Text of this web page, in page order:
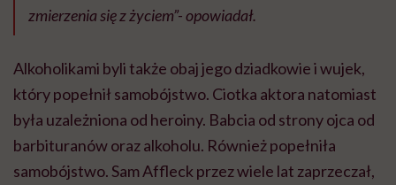
zmierzenia się z życiem”- opowiadał.
Alkoholikami byli także obaj jego dziadkowie i wujek,
który popełnił samobójstwo. Ciotka aktora natomiast
była uzależniona od heroiny. Babcia od strony ojca od
barbituranów oraz alkoholu. Również popełniła
samobójstwo. Sam Affleck przez wiele lat zaprzeczał,